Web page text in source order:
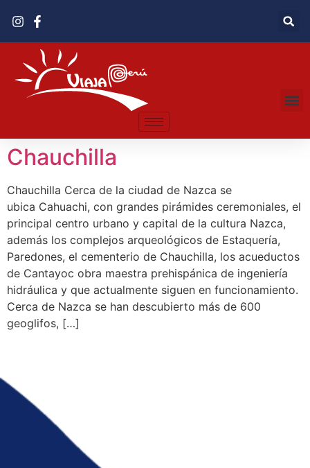
Chauchilla
Chauchilla Cerca de la ciudad de Nazca se
ubica Cahuachi, con grandes pirámides ceremoniales, el
principal centro urbano y capital de la cultura Nazca,
además los complejos arqueológicos de Estaquería,
Paredones, el cementerio de Chauchilla, los acueductos
de Cantayoc obra maestra prehispánica de ingeniería
hidráulica y que actualmente siguen en funcionamiento.
Cerca de Nazca se han descubierto más de 600
geoglifos, […]